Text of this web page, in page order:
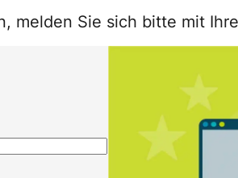
melden Sie sich bitte mit